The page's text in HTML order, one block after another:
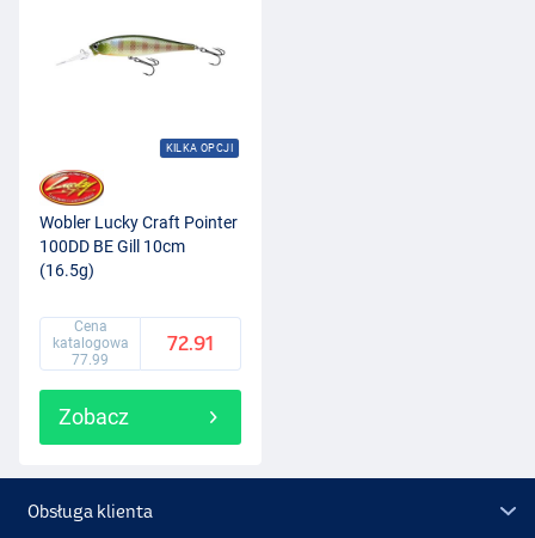
KILKA OPCJI
Wobler Lucky Craft Pointer
100DD BE Gill 10cm
(16.5g)
Cena
katalogowa
77.99
72.91
Zobacz
Obsługa klienta